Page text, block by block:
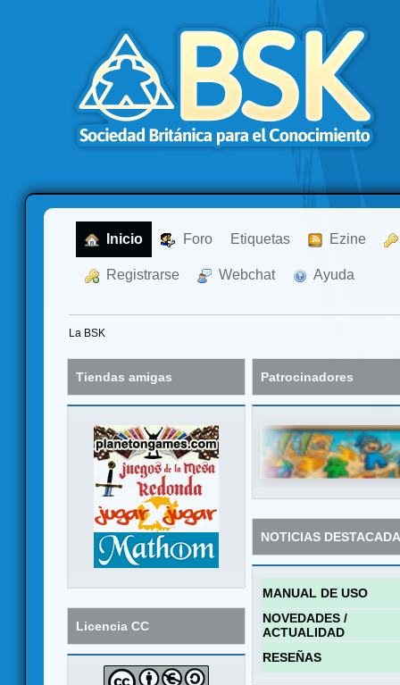
Inicio Foro Etiquetas Ezine
Registrarse Webchat Ayuda
La BSK
Tiendas amigas
Licencia CC
Patrocinadores
NOTICIAS
MANUAL DE USO
NOVEDADES /
ACTUALIDAD
RESEÑAS